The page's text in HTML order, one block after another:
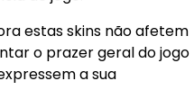
estas skins não afetem
o prazer geral do jogo
a sua